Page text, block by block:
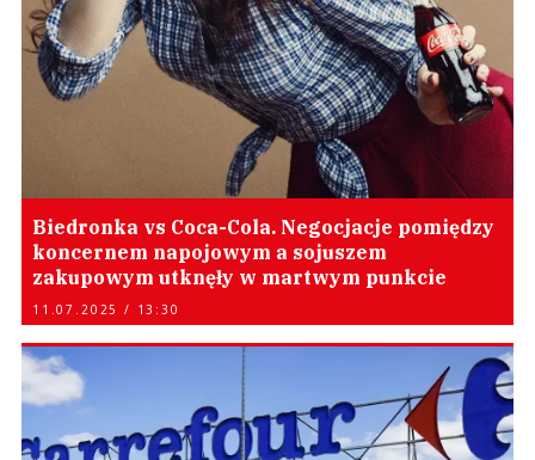
Biedronka vs Coca-Cola. Negocjacje pomiędzy
koncernem napojowym a sojuszem
zakupowym utknęły w martwym punkcie
11.07.2025 / 13:30